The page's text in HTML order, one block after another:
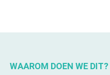
WAAROM DOEN WE DIT?